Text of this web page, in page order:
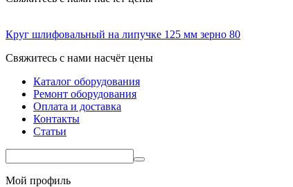
Круг шлифовальный на липучке 125 мм зерно 80
Свяжитесь с нами насчёт цены
Каталог оборудования
Ремонт оборудования
Оплата и доставка
Контакты
Статьи
Мой профиль